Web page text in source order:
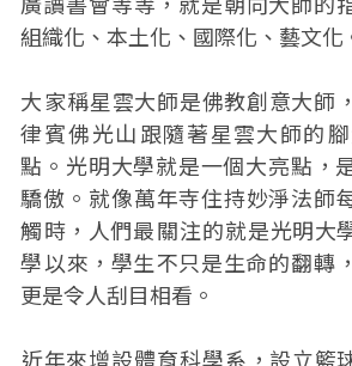
組織化、本土化、國際化、藝文化
大‭家稱‬星雲大師是佛教創意大師
律賓‬‬‬佛光山‭跟隨‬著星雲大師的‭
點。光明大學就是一個大亮點，
驕傲‬。‭就像‬萬年寺住持‭妙淨‬法師
觸‬時，人們‭最‬關‭注‬‬‬‬‬‬‬‬的‭就‬是光明大
學‭以‬來，學生‭不只‬是生命的‭翻轉‬
更‬是‭令‬‬‬‬‬‬‬‬‬人‭刮‬目‭相看‬。
近‬年來‭增‬設‭體‬育‭科‬學‭系‬，設立‭籃